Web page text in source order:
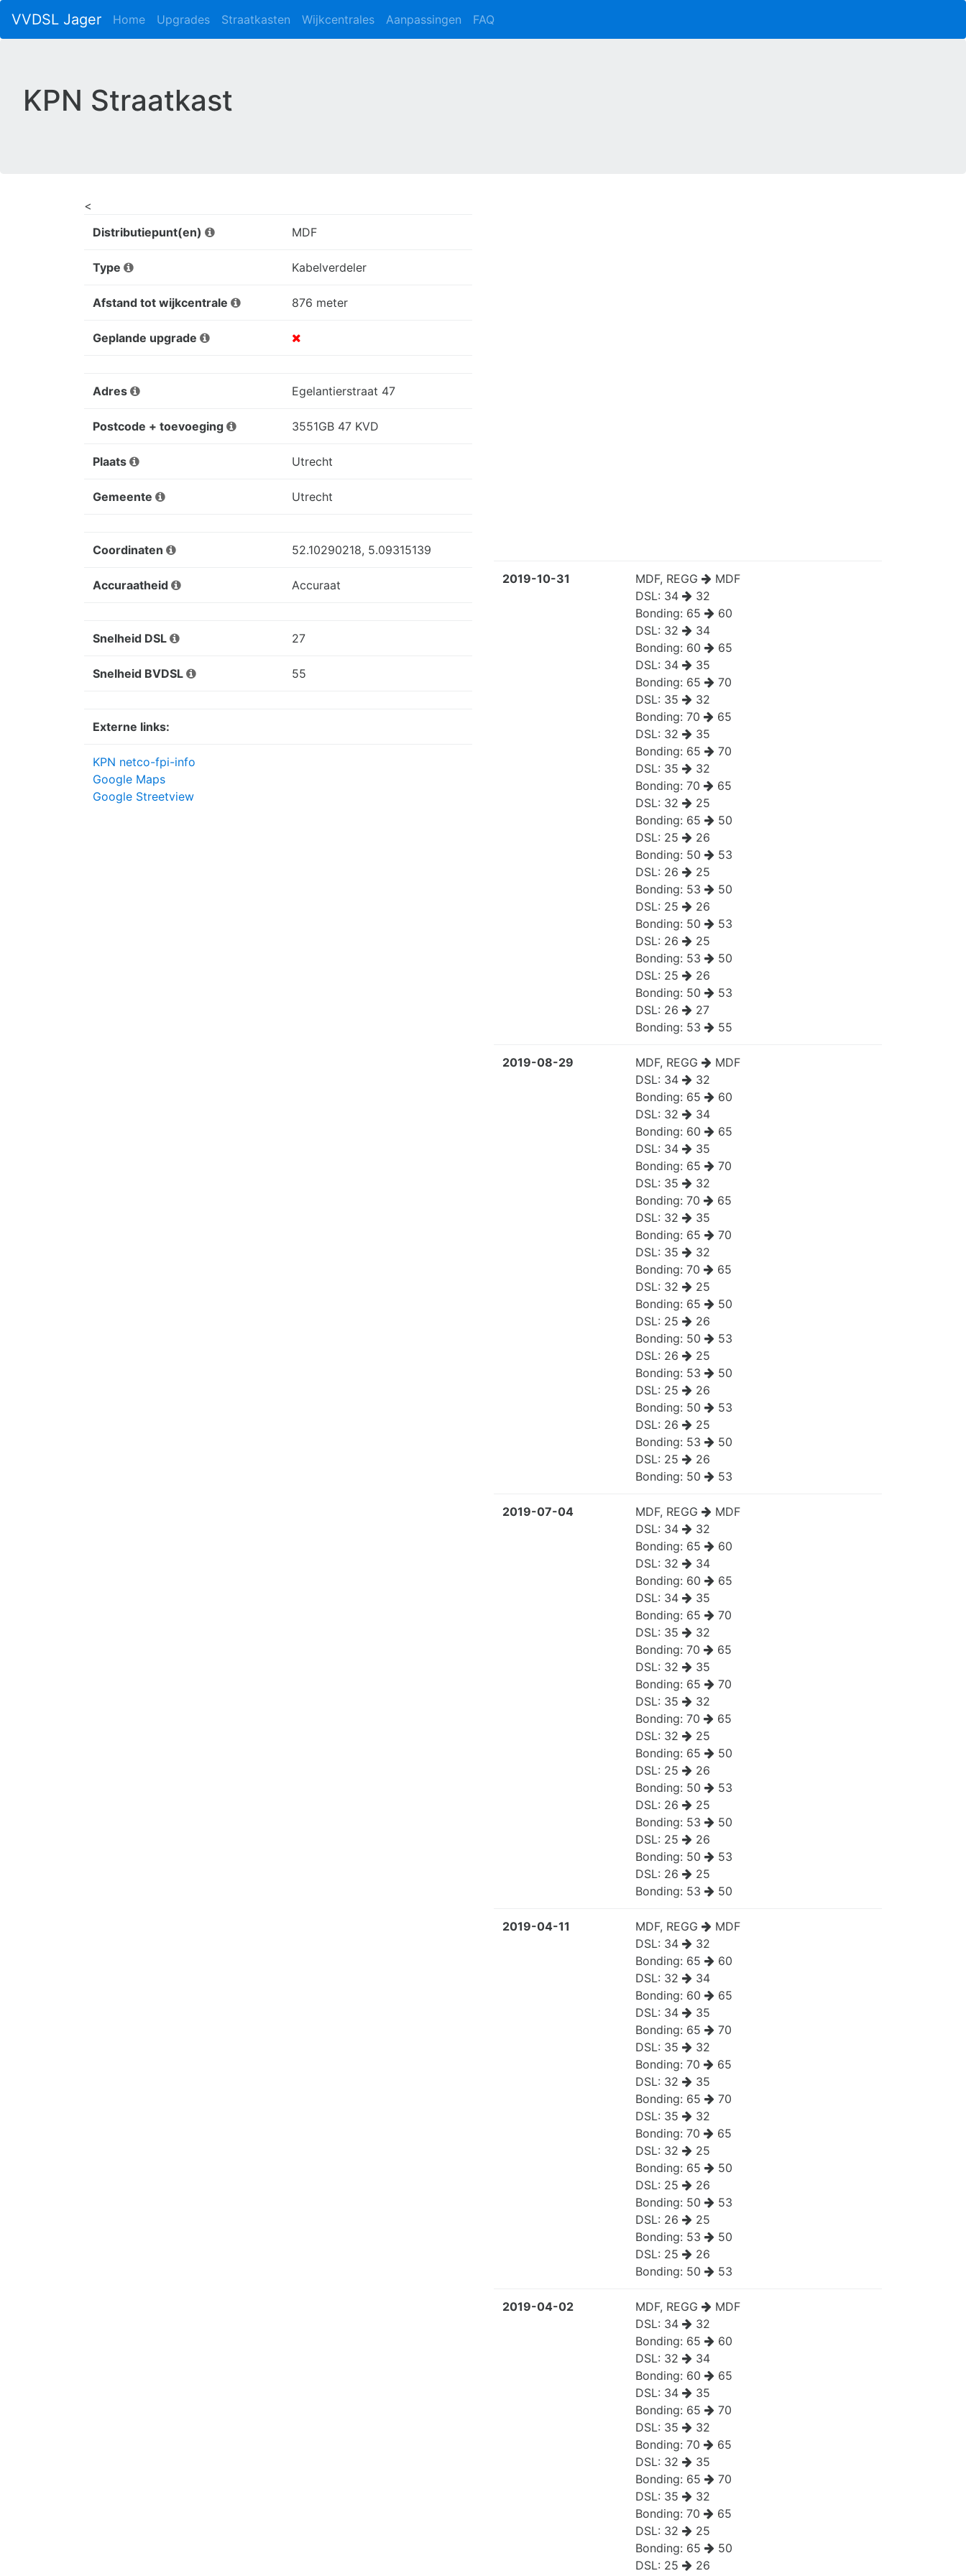
VVDSL Jager Home Upgrades Straatkasten Wijkcentrales Aanpassingen FAQ
KPN Straatkast
<
Distributiepunt(en)
MDF
Type Kabelverdeler
Afstand tot wijkcentrale 876 meter
Geplande upgrade
Adres Egelantierstraat 47
Postcode + toevoeging 3551GB 47 KVD
Plaats Utrecht
Gemeente Utrecht
Coordinaten 52.10290218, 5.09315139
Accuraatheid Accuraat
Snelheid DSL 27
Snelheid BVDSL 55
Externe links:
KPN netco-fpi-info
Google Maps
Google Streetview
2019-10-31 MDF, REGG
MDF
DSL: 34
32
Bonding: 65
60
DSL: 32
34
Bonding: 60
65
DSL: 34
35
Bonding: 65
70
DSL: 35
32
Bonding: 70
65
DSL: 32
35
Bonding: 65
70
DSL: 35
32
Bonding: 70
65
DSL: 32
25
Bonding: 65
50
DSL: 25
26
Bonding: 50
53
DSL: 26
25
Bonding: 53
50
DSL: 25
26
Bonding: 50
53
DSL: 26
25
Bonding: 53
50
DSL: 25
26
Bonding: 50
53
DSL: 26
27
Bonding: 53 55
2019-08-29 MDF, REGG
MDF
DSL: 34
32
Bonding: 65
60
DSL: 32
34
Bonding: 60
65
DSL: 34
35
Bonding: 65
70
DSL: 35
32
Bonding: 70
65
DSL: 32
35
Bonding: 65
70
DSL: 35
32
Bonding: 70
65
DSL: 32
25
Bonding: 65
50
DSL: 25
26
Bonding: 50
53
DSL: 26
25
Bonding: 53
50
DSL: 25
26
Bonding: 50
53
DSL: 26
25
Bonding: 53
50
DSL: 25
26
Bonding: 50 53
2019-07-04 MDF, REGG
MDF
DSL: 34
32
Bonding: 65
60
DSL: 32
34
Bonding: 60
65
DSL: 34
35
Bonding: 65
70
DSL: 35
32
Bonding: 70
65
DSL: 32
35
Bonding: 65
70
DSL: 35
32
Bonding: 70
65
DSL: 32
25
Bonding: 65
50
DSL: 25
26
Bonding: 50
53
DSL: 26
25
Bonding: 53
50
DSL: 25
26
Bonding: 50
53
DSL: 26
25
Bonding: 53 50
2019-04-11 MDF, REGG
MDF
DSL: 34
32
Bonding: 65
60
DSL: 32
34
Bonding: 60
65
DSL: 34
35
Bonding: 65
70
DSL: 35
32
Bonding: 70
65
DSL: 32
35
Bonding: 65
70
DSL: 35
32
Bonding: 70
65
DSL: 32
25
Bonding: 65
50
DSL: 25
26
Bonding: 50
53
DSL: 26
25
Bonding: 53
50
DSL: 25
26
Bonding: 50 53
2019-04-02 MDF, REGG
MDF
DSL: 34
32
Bonding: 65
60
DSL: 32
34
Bonding: 60
65
DSL: 34
35
Bonding: 65
70
DSL: 35
32
Bonding: 70
65
DSL: 32
35
Bonding: 65
70
DSL: 35
32
Bonding: 70
65
DSL: 32
25
Bonding: 65
50
DSL: 25
26